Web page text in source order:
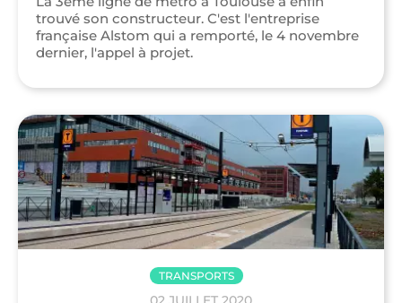
trouvé son constructeur. C'est l'entreprise
française Alstom qui a remporté, le 4 novembre
dernier, l'appel à projet.
TRANSPORTS